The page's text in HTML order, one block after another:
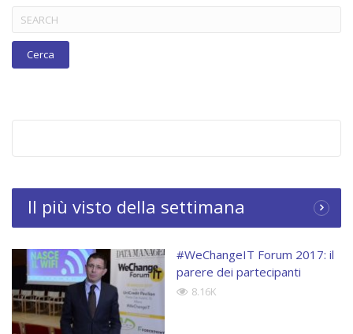
Il più visto della settimana
#WeChangeIT Forum 2017: il
parere dei partecipanti
8.16K